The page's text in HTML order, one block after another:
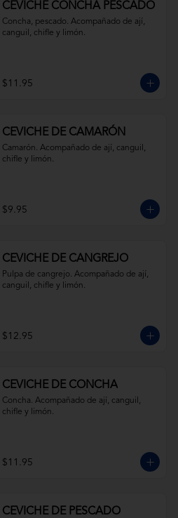
CEVICHE CONCHA PESCADO
Concha, pescado. Acompañado de ají,
canguil, chifle y limón.
$11.95
CEVICHE DE CAMARÓN
Camarón. Acompañado de ají, canguil,
chifle y limón.
$9.95
CEVICHE DE CANGREJO
Pulpa de cangrejo. Acompañado de ají,
canguil, chifle y limón.
$12.95
CEVICHE DE CONCHA
Concha. Acompañado de ají, canguil,
chifle y limón.
$11.95
CEVICHE DE PESCADO